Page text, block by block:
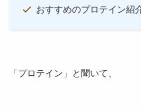
おすすめのプロテイン紹
「プロテイン」と聞いて、